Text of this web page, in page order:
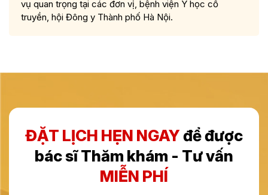
vụ quan trọng tại các đơn vị, bệnh viện Y học cổ
truyền, hội Đông y Thành phố Hà Nội.
ĐẶT LỊCH HẸN NGAYđể được
bác sĩ Thăm khám - Tư vấn
MIỄN PHÍ